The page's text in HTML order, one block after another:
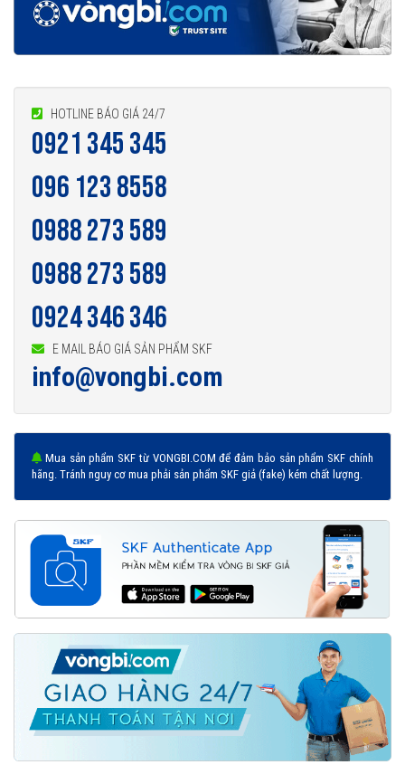
HOTLINE BÁO GIÁ 24/7
0921 345 345
096 123 8558
0988 273 589
0988 273 589
0924 346 346
E MAIL BÁO GIÁ SẢN PHẨM SKF
info@vongbi.com
Mua sản phẩm SKF từ VONGBI.COM để đảm bảo sản phẩm SKF chính
hãng. Tránh nguy cơ mua phải sản phẩm SKF giả (fake) kém chất lượng.